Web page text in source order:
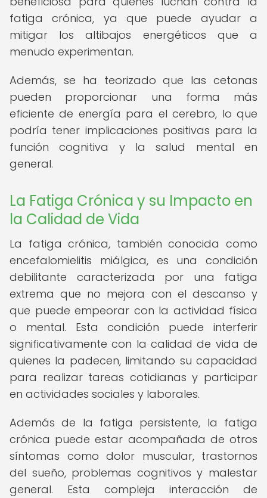
fatiga crónica, ya que puede ayudar a
mitigar los altibajos energéticos que a
menudo experimentan.
Además, se ha teorizado que las cetonas
pueden proporcionar una forma más
eficiente de energía para el cerebro, lo que
podría tener implicaciones positivas para la
función cognitiva y la salud mental en
general.
La Fatiga Crónica y su Impacto en
la Calidad de Vida
La fatiga crónica, también conocida como
encefalomielitis miálgica, es una condición
debilitante caracterizada por una fatiga
extrema que no mejora con el descanso y
que puede empeorar con la actividad física
o mental. Esta condición puede interferir
significativamente con la calidad de vida de
quienes la padecen, limitando su capacidad
para realizar tareas cotidianas y participar
en actividades sociales y laborales.
Además de la fatiga persistente, la fatiga
crónica puede estar acompañada de otros
síntomas como dolor muscular, trastornos
del sueño, problemas cognitivos y malestar
general. Esta compleja interacción de